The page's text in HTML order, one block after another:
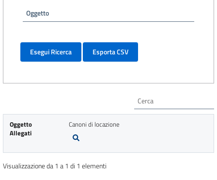
Oggetto
Oggetto
Canoni di locazione
Allegati
Visualizzazione da 1 a 1 di 1 elementi